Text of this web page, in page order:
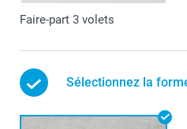
Faire-part 3 volets
Sélectionnez la